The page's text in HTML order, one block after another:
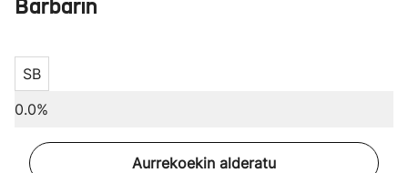
Barbarin
SB
0.0%
Aurrekoekin alderatu